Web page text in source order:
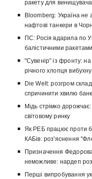
ракету для
Bloomberg: Україна не
нафтові танкери в
ПС: Росія вдарила по
балістичними
"Сувенір" із фронту:
річного хлопця
Die Welt: розгром
спричинити хвилю
Мідь стрімко
світовому ринку
Як РЕБ працює проти
КАБів: роз'яснення
Призначення
неможливе: нардеп
Перші випробування